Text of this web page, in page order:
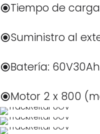
Tiempo de
Suministro al
Batería: 60V30Ah
Motor 2 x 800